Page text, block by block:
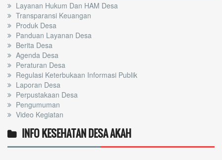
Layanan Hukum Dan HAM Desa
Transparansi Keuangan
Produk Desa
Panduan Layanan Desa
Berita Desa
Agenda Desa
Peraturan Desa
Regulasi Keterbukaan Informasi Publik
Laporan Desa
Perpustakaan Desa
Pengumuman
Video Kegiatan
INFO KESEHATAN DESA AKAH